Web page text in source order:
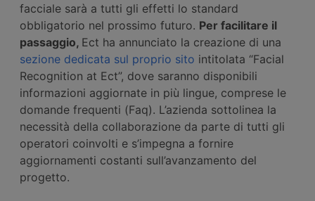
facciale sarà a tutti gli effetti lo standard
obbligatorio nel prossimo futuro. Per facilitare il
passaggio, Ect ha annunciato la creazione di una
sezione dedicata sul proprio sito intitolata “Facial
Recognition at Ect”, dove saranno disponibili
informazioni aggiornate in più lingue, comprese le
domande frequenti (Faq). L’azienda sottolinea la
necessità della collaborazione da parte di tutti gli
operatori coinvolti e s’impegna a fornire
aggiornamenti costanti sull’avanzamento del
progetto.